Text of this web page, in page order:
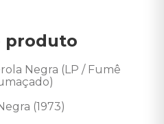
produto
Negra (LP / Fumê
(1973)